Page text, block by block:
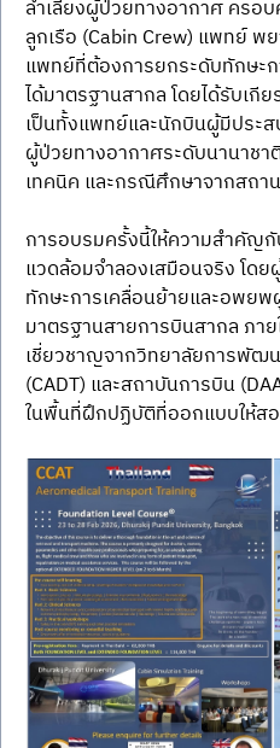
ลำเลียงผู้ป่วยทางอากาศ ครอ
ลูกเรือ (Cabin Crew) แพทย์ พ
แพทย์ที่ต้องการยกระดับทักษะ
ได้มาตรฐานสากล โดยได้รับเกี
เป็นทั้งแพทย์และนักบินผู้มีประ
ผู้ป่วยทางอากาศระดับนานาช
เทคนิค และกรณีศึกษาจากสถา
การอบรมครั้งนี้ให้ความสำคัญ
แวดล้อมจำลองเสมือนจริง โดย
ทักษะการเคลื่อนย้ายและอพย
มาตรฐานสายการบินสากล ภา
เชี่ยวชาญจากวิทยาลัยการพัฒ
(CADT) และสถาบันการบิน
ในพื้นที่ฝึกปฏิบัติที่ออกแบบให้ส